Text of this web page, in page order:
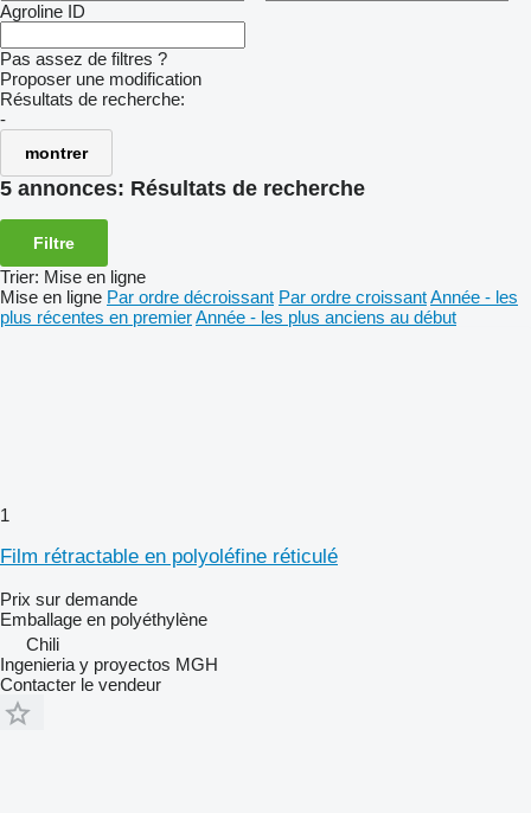
Agroline ID
Pas assez de filtres ?
Proposer une modification
Résultats de recherche:
-
montrer
5 annonces: Résultats de recherche
Filtre
Trier: Mise en ligne
Mise en ligne Par ordre décroissant Par ordre croissantAnnée - les
plus récentes en premierAnnée - les plus anciens au début
1
Film rétractable en polyoléfine réticulé
Prix sur demande
Emballage en polyéthylène
Chili
Ingenieria y proyectos MGH
Contacter le vendeur